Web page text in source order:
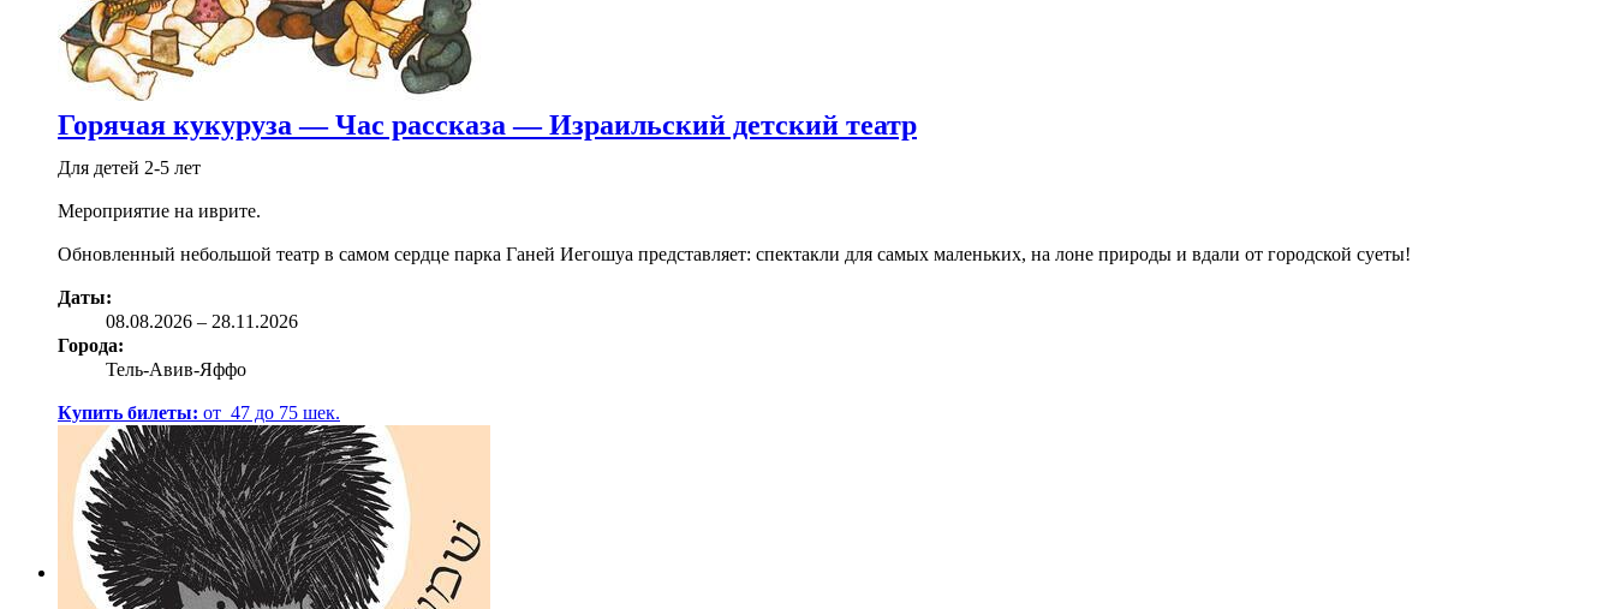
Горячая кукуруза — Час рассказа — Израильский детский театр
Для детей 2-5 лет
Мероприятие на иврите.
Обновленный небольшой театр в самом сердце парка Ганей Иегошуа представляет: спектакли для самых маленьких, на лоне природы и вдали от городской суеты!
Даты:
08.08.2026 – 28.11.2026
Города:
Тель-Авив-Яффо
Купить билеты: от 47 до 75 шек.